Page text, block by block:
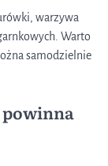
warzywa
Warto
samodzielnie
powinna